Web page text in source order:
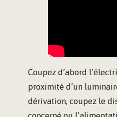
Coupez d’abord
proximité d’un
dérivation, coupez le